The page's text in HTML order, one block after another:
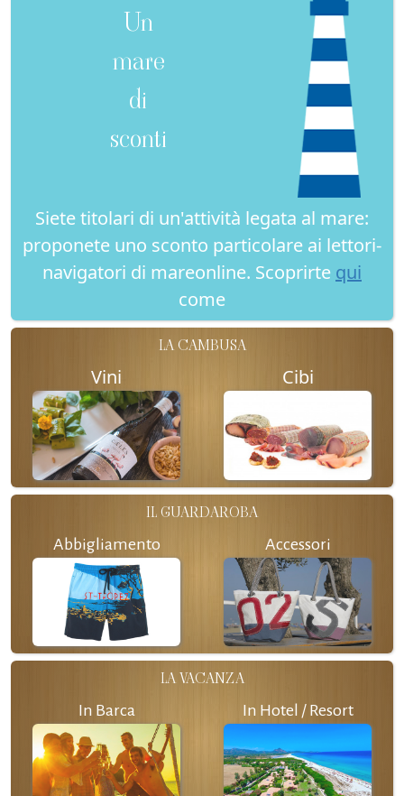
Un
mare
di
sconti
Siete titolari di un'attività legata al mare:
proponete uno sconto particolare ai lettori-
navigatori di mareonline. Scoprirte qui
come
LA CAMBUSA
Vini Cibi
IL GUARDAROBA
Abbigliamento Accessori
LA VACANZA
In Barca In Hotel / Resort